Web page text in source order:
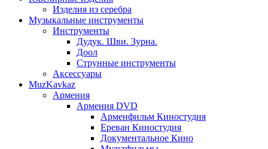
Изделия из серебра
Музыкальные инструменты
Инструменты
Дудук. Шви. Зурна.
Доол
Струнные инструменты
Аксессуары
MuzKavkaz
Армения
Армения DVD
Арменфильм Киностудия
Ереван Киностудия
Документальное Кино